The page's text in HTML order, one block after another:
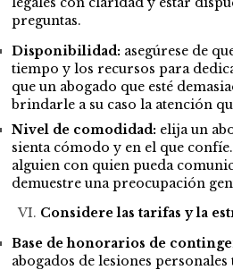
preguntas.
Disponibilidad: asegúrese de
tiempo y los recursos para
que un abogado que esté
brindarle a su caso la atención
Nivel de comodidad: elija un
sienta cómodo y en el que
alguien con quien pueda
demuestre una preocupación
Considere las tarifas y la
Base de honorarios de
abogados de lesiones